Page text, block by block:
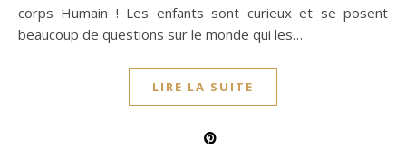
corps Humain ! Les enfants sont curieux et se posent
beaucoup de questions sur le monde qui les…
LIRE LA SUITE